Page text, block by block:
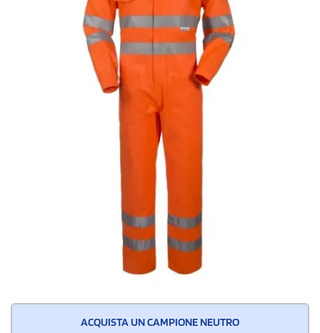
ACQUISTA UN CAMPIONE NEUTRO